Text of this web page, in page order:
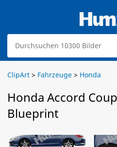
ClipArt > Fahrzeuge > Honda
Honda Accord
Blueprint